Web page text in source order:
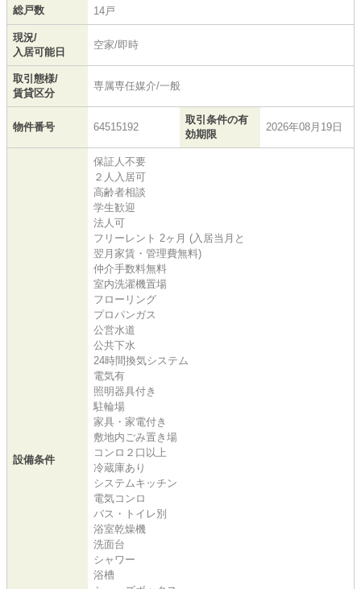
総戸数 14戸
現況/
入居可能日
空家/即時
取引態様/
賃貸区分
専属専任媒介/一般
物件番号 64515192
取引条件の有
効期限
2026年08月19日
設備条件
保証人不要
２人入居可
高齢者相談
学生歓迎
法人可
フリーレント 2ヶ月 (入居当月と
翌月家賃・管理費無料)
仲介手数料無料
室内洗濯機置場
フローリング
プロパンガス
公営水道
公共下水
24時間換気システム
電気有
照明器具付き
駐輪場
家具・家電付き
敷地内ごみ置き場
コンロ２口以上
冷蔵庫あり
システムキッチン
電気コンロ
バス・トイレ別
浴室乾燥機
洗面台
シャワー
浴槽